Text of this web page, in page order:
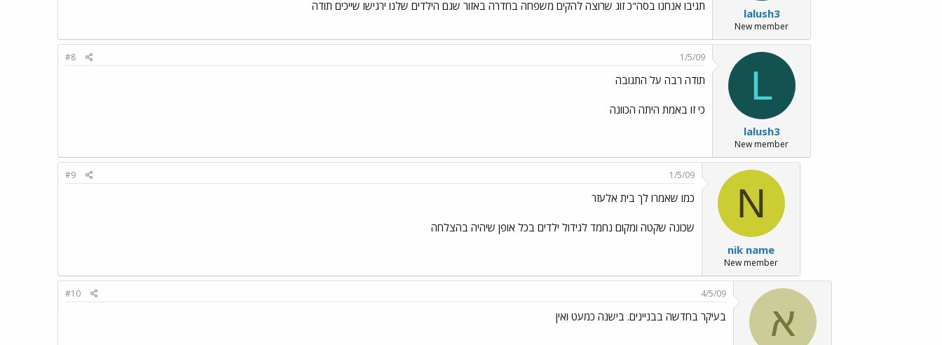
lalush3
New member
תגיבו אנחנו בסה"כ זוג שרוצה להקים משפחה בחדרה באזור שגם הילדים שלנו ירגישו שייכים תודה
L
lalush3
New member
1/5/09
#8
תודה רבה על התגובה
כי זו באמת היתה הכוונה
N
nik name
New member
1/5/09
#9
כמו שאמרו לך בית אלעזר
שכונה שקטה ומקום נחמד לגידול ילדים בכל אופן שיהיה בהצלחה
א
4/5/09
#10
בעיקר בחדשה בבניינים. בישנה כמעט ואין